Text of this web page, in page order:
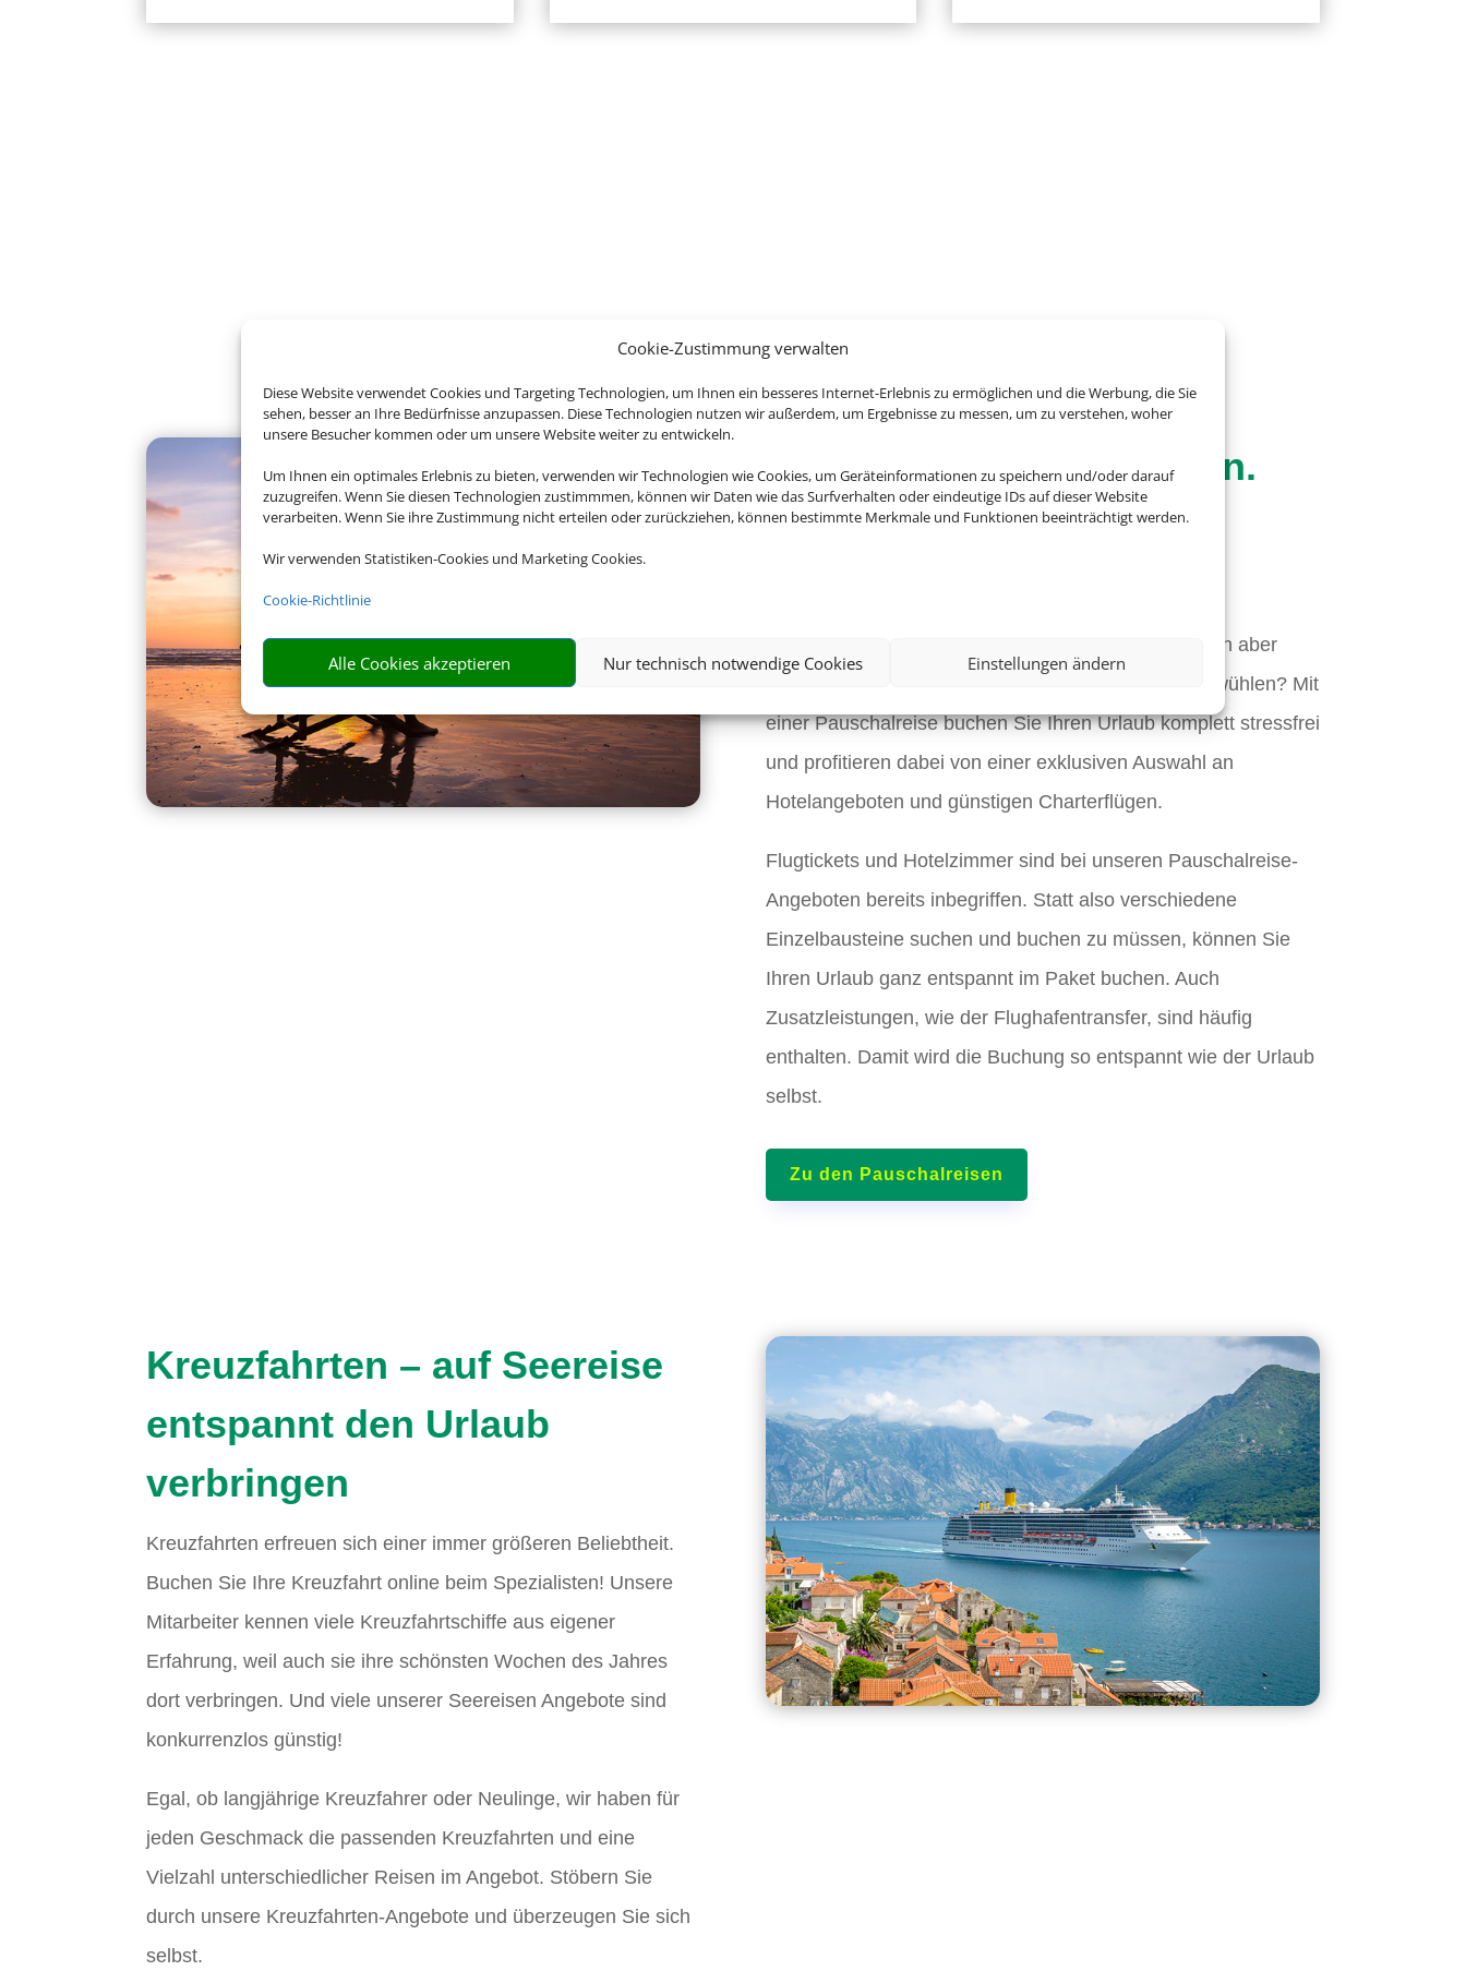
Cookie-Zustimmung verwalten
Diese Website verwendet Cookies und Targeting Technologien, um Ihnen ein besseres Internet-Erlebnis zu ermöglichen und die Werbung, die Sie
sehen, besser an Ihre Bedürfnisse anzupassen. Diese Technologien nutzen wir außerdem, um Ergebnisse zu messen, um zu verstehen, woher
unsere Besucher kommen oder um unsere Website weiter zu entwickeln.
Um Ihnen ein optimales Erlebnis zu bieten, verwenden wir Technologien wie Cookies, um Geräteinformationen zu speichern und/oder darauf
zuzugreifen. Wenn Sie diesen Technologien zustimmmen, können wir Daten wie das Surfverhalten oder eindeutige IDs auf dieser Website
verarbeiten. Wenn Sie ihre Zustimmung nicht erteilen oder zurückziehen, können bestimmte Merkmale und Funktionen beeinträchtigt werden.
Wir verwenden Statistiken-Cookies und Marketing Cookies.
Cookie-Richtlinie
Alle Cookies akzeptieren Nur technisch notwendige Cookies Einstellungen ändern
Eine Buchung – alles drin.
Buchen Sie jetzt eine
Sie freuen sich bereits auf Ihren Urlaub, möchten sich aber
nicht durch das Meer an Hotel- und Flugangeboten wühlen? Mit
einer Pauschalreise buchen Sie Ihren Urlaub komplett stressfrei
und profitieren dabei von einer exklusiven Auswahl an
Hotelangeboten und günstigen Charterflügen.
Flugtickets und Hotelzimmer sind bei unseren Pauschalreise-
Angeboten bereits inbegriffen. Statt also verschiedene
Einzelbausteine suchen und buchen zu müssen, können Sie
Ihren Urlaub ganz entspannt im Paket buchen. Auch
Zusatzleistungen, wie der Flughafentransfer, sind häufig
enthalten. Damit wird die Buchung so entspannt wie der Urlaub
selbst.
Zu den Pauschalreisen
Kreuzfahrten – auf Seereise
entspannt den Urlaub
verbringen
Kreuzfahrten erfreuen sich einer immer größeren Beliebtheit.
Buchen Sie Ihre Kreuzfahrt online beim Spezialisten! Unsere
Mitarbeiter kennen viele Kreuzfahrtschiffe aus eigener
Erfahrung, weil auch sie ihre schönsten Wochen des Jahres
dort verbringen. Und viele unserer Seereisen Angebote sind
konkurrenzlos günstig!
Egal, ob langjährige Kreuzfahrer oder Neulinge, wir haben für
jeden Geschmack die passenden Kreuzfahrten und eine
Vielzahl unterschiedlicher Reisen im Angebot. Stöbern Sie
durch unsere Kreuzfahrten-Angebote und überzeugen Sie sich
selbst.